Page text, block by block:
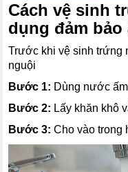
Cách vệ sinh
dụng đảm bảo
Trước khi vệ sinh trứng
nguội
Bước 1: Dùng nước
Bước 2: Lấy khăn khô
Bước 3: Cho vào trong